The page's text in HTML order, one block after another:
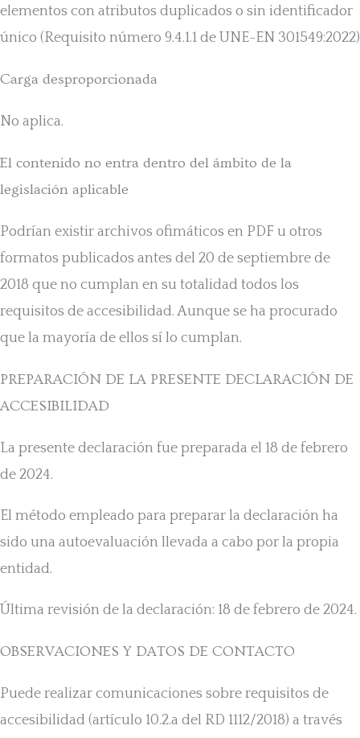
elementos con atributos duplicados o sin identificador
único (Requisito número 9.4.1.1 de UNE-EN 301549:2022)
Carga desproporcionada
No aplica.
El contenido no entra dentro del ámbito de la
legislación aplicable
Podrían existir archivos ofimáticos en PDF u otros
formatos publicados antes del 20 de septiembre de
2018 que no cumplan en su totalidad todos los
requisitos de accesibilidad. Aunque se ha procurado
que la mayoría de ellos sí lo cumplan.
PREPARACIÓN DE LA PRESENTE DECLARACIÓN DE
ACCESIBILIDAD
La presente declaración fue preparada el 18 de febrero
de 2024.
El método empleado para preparar la declaración ha
sido una autoevaluación llevada a cabo por la propia
entidad.
Última revisión de la declaración: 18 de febrero de 2024.
OBSERVACIONES Y DATOS DE CONTACTO
Puede realizar comunicaciones sobre requisitos de
accesibilidad (artículo 10.2.a del RD 1112/2018) a través